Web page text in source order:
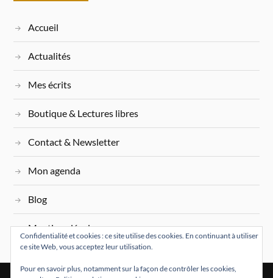
Accueil
Actualités
Mes écrits
Boutique & Lectures libres
Contact & Newsletter
Mon agenda
Blog
Mentions légales
Confidentialité et cookies : ce site utilise des cookies. En continuant à utiliser
ce site Web, vous acceptez leur utilisation.
Pour en savoir plus, notamment sur la façon de contrôler les cookies,